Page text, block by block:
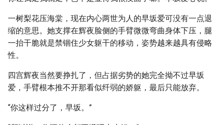
一树梨花压海棠，现在内心两世为人的早坂爱可没有一点退
缩的意思。她支撑在辉夜脸侧的手臂微微弯曲身体下压，腿
一抬干脆就是禁锢住少女躯干的移动，姿势越来越具有侵略
性。
四宫辉夜当然要挣扎了，但占据劣势的她完全拗不过早坂
爱，手臂根本推不开那看似纤弱的娇躯，最后只能放弃。
“你这样过分了，早坂。”